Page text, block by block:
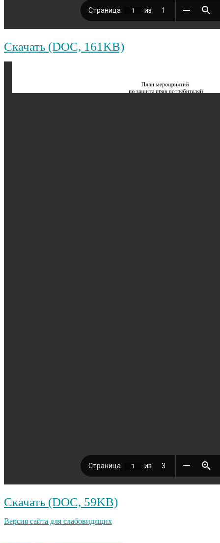
Скачать (DOC, 161KB)
Скачать (DOC, 59KB)
Версия сайта для слабовидящих